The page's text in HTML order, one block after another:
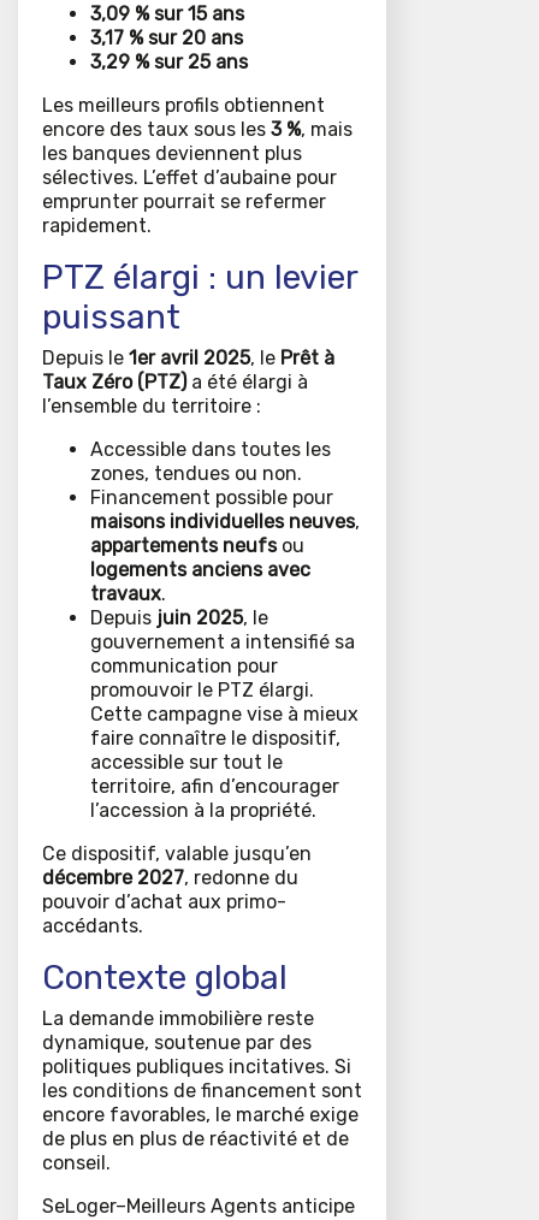
3,09 % sur 15 ans
3,17 % sur 20 ans
3,29 % sur 25 ans
Les meilleurs profils obtiennent
encore des taux sous les 3 %, mais
les banques deviennent plus
sélectives. L’effet d’aubaine pour
emprunter pourrait se refermer
rapidement.
PTZ élargi : un levier
puissant
Depuis le 1er avril 2025, le Prêt à
Taux Zéro (PTZ)a été élargi à
l’ensemble du territoire :
Accessible dans toutes les
zones, tendues ou non.
Financement possible pour
maisons individuelles neuves,
appartements neufsou
logements anciens avec
travaux.
Depuis juin 2025, le
gouvernement a intensifié sa
communication pour
promouvoir le PTZ élargi.
Cette campagne vise à mieux
faire connaître le dispositif,
accessible sur tout le
territoire, afin d’encourager
l’accession à la propriété.
Ce dispositif, valable jusqu’en
décembre 2027, redonne du
pouvoir d’achat aux primo-
accédants.
Contexte global
La demande immobilière reste
dynamique, soutenue par des
politiques publiques incitatives. Si
les conditions de financement sont
encore favorables, le marché exige
de plus en plus de réactivité et de
conseil.
SeLoger–Meilleurs Agents anticipe